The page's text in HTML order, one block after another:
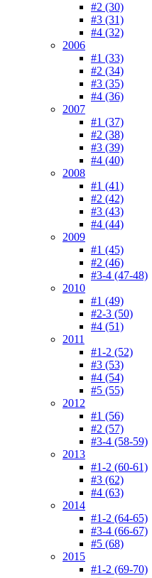
#2 (30)
#3 (31)
#4 (32)
2006
#1 (33)
#2 (34)
#3 (35)
#4 (36)
2007
#1 (37)
#2 (38)
#3 (39)
#4 (40)
2008
#1 (41)
#2 (42)
#3 (43)
#4 (44)
2009
#1 (45)
#2 (46)
#3-4 (47-48)
2010
#1 (49)
#2-3 (50)
#4 (51)
2011
#1-2 (52)
#3 (53)
#4 (54)
#5 (55)
2012
#1 (56)
#2 (57)
#3-4 (58-59)
2013
#1-2 (60-61)
#3 (62)
#4 (63)
2014
#1-2 (64-65)
#3-4 (66-67)
#5 (68)
2015
#1-2 (69-70)